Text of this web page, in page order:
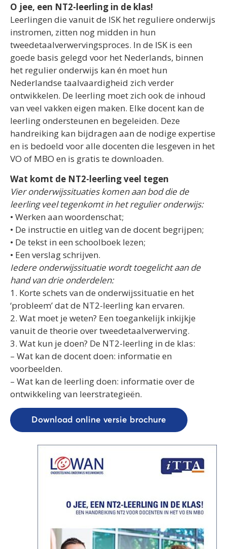
O jee, een NT2-leerling in de klas!
Leerlingen die vanuit de ISK het reguliere onderwijs
instromen, zitten nog midden in hun
tweedetaalverwervingsproces. In de ISK is een
goede basis gelegd voor het Nederlands, binnen
het regulier onderwijs kan én moet hun
Nederlandse taalvaardigheid zich verder
ontwikkelen. De leerling moet zich ook de inhoud
van veel vakken eigen maken. Elke docent kan de
leerling ondersteunen en begeleiden. Deze
handreiking kan bijdragen aan de nodige expertise
en is bedoeld voor alle docenten die lesgeven in het
VO of MBO en is gratis te downloaden.
Wat komt de NT2-leerling veel tegen
Vier onderwijssituaties komen aan bod die de
leerling veel tegenkomt in het regulier onderwijs:
• Werken aan woordenschat;
• De instructie en uitleg van de docent begrijpen;
• De tekst in een schoolboek lezen;
• Een verslag schrijven.
Iedere onderwijssituatie wordt toegelicht aan de
hand van drie onderdelen:
1. Korte schets van de onderwijssituatie en het
‘probleem’ dat de NT2-leerling kan ervaren.
2. Wat moet je weten? Een toegankelijk inkijkje
vanuit de theorie over tweedetaalverwerving.
3. Wat kun je doen? De NT2-leerling in de klas:
– Wat kan de docent doen: informatie en
voorbeelden.
– Wat kan de leerling doen: informatie over de
ontwikkeling van leerstrategieën.
Download online versie brochure